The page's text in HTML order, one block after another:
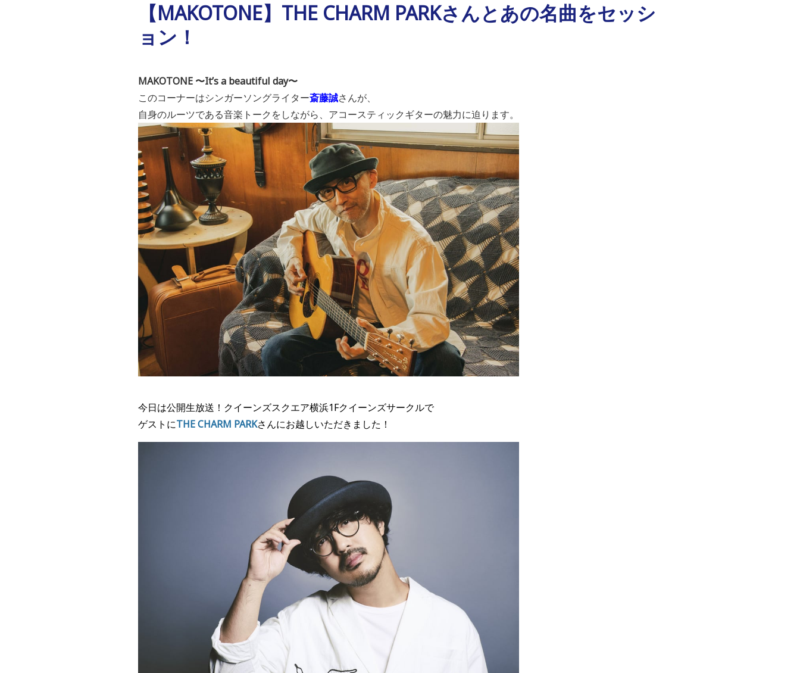
【MAKOTONE】THE CHARM PARKさんとあの名曲をセッシ
ョン！
MAKOTONE 〜It’s a beautiful day〜
このコーナーはシンガーソングライター斎藤誠さんが、
自身のルーツである音楽トークをしながら、アコースティックギターの魅力に迫ります。
今日は公開生放送！ クイーンズスクエア横浜1Fクイーンズサークルで
ゲストにTHE CHARM PARKさんにお越しいただきました！